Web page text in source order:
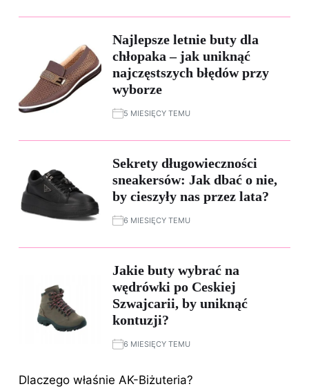
Najlepsze letnie buty dla
chłopaka – jak uniknąć
najczęstszych błędów przy
wyborze
5 MIESIĘCY TEMU
Sekrety długowieczności
sneakersów: Jak dbać o nie,
by cieszyły nas przez lata?
6 MIESIĘCY TEMU
Jakie buty wybrać na
wędrówki po Ceskiej
Szwajcarii, by uniknąć
kontuzji?
6 MIESIĘCY TEMU
Dlaczego właśnie AK-Biżuteria?